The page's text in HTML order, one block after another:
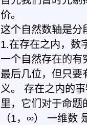
价。
这个自然数轴是分
1.在存在之内，数
一个自然存在的有
最后几位，但只要
义。 存在之内的
里，它们对于命题
（1，∞） 一维数